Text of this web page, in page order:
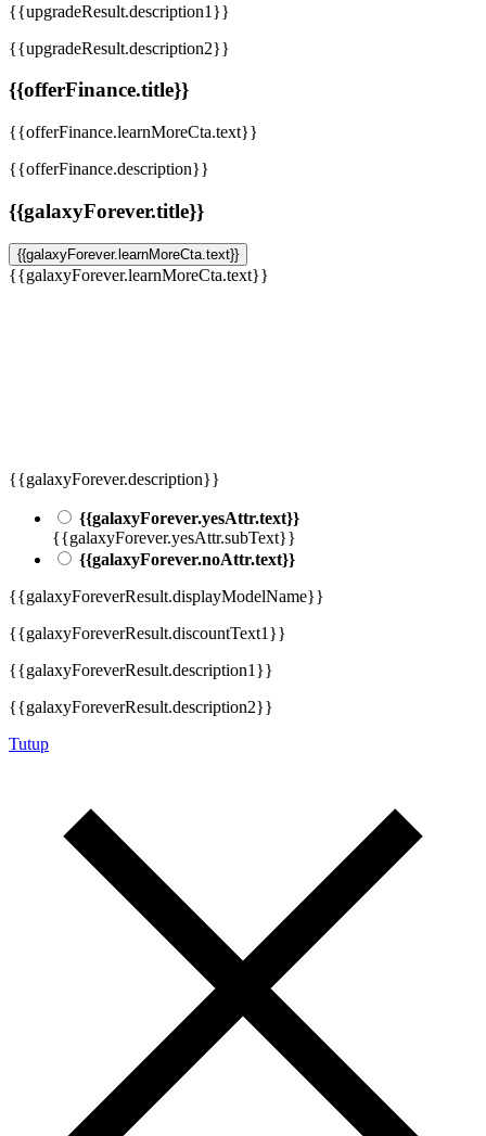
{{upgradeResult.description1}}
{{upgradeResult.description2}}
{{offerFinance.title}}
{{offerFinance.learnMoreCta.text}}
{{offerFinance.description}}
{{galaxyForever.title}}
{{galaxyForever.learnMoreCta.text}}
{{galaxyForever.learnMoreCta.text}}
{{galaxyForever.description}}
{{galaxyForever.yesAttr.text}}
{{galaxyForever.yesAttr.subText}}
{{galaxyForever.noAttr.text}}
{{galaxyForeverResult.displayModelName}}
{{galaxyForeverResult.discountText1}}
{{galaxyForeverResult.description1}}
{{galaxyForeverResult.description2}}
Tutup